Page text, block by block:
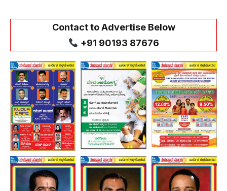
Contact to Advertise Below
+91 90193 87676